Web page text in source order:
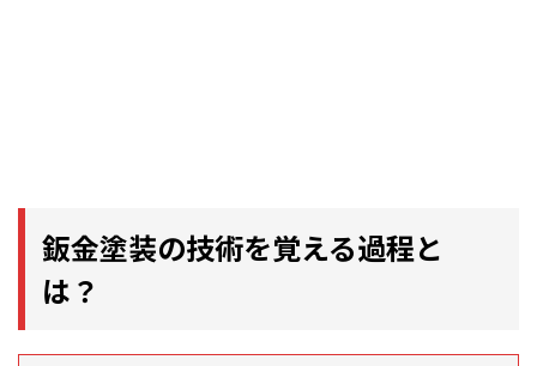
鈑金塗装の技術を覚える過程と
は？